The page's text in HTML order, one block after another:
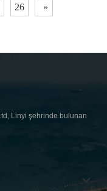
26 »
Linyi şehrinde bulunan